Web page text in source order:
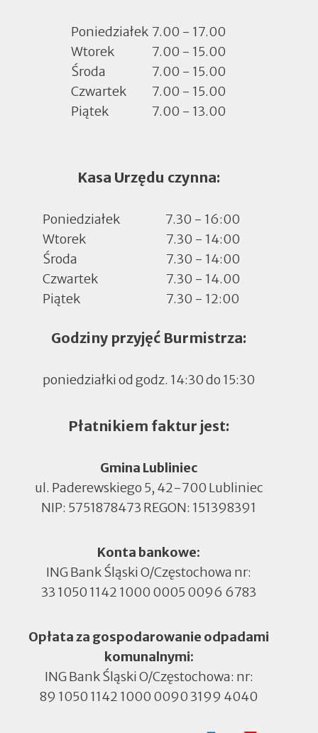
zakładce
Poniedziałek 7.00 - 17.00
Wtorek
7.00 - 15.00
Środa
7.00 - 15.00
Czwartek
7.00 - 15.00
Piątek
7.00 - 13.00
Kasa Urzędu czynna:
Poniedziałek
7.30 - 16:00
Wtorek
7.30 - 14:00
Środa
7.30 - 14:00
Czwartek
7.30 - 14.00
Piątek
7.30 - 12:00
Godziny przyjęć Burmistrza:
poniedziałki od godz. 14:30 do 15:30
Płatnikiem faktur jest:
Gmina Lubliniec
ul. Paderewskiego 5, 42-700 Lubliniec
NIP: 5751878473 REGON: 151398391
Konta bankowe:
ING Bank Śląski O/Częstochowa nr:
33 1050 1142 1000 0005 0096 6783
Opłata za gospodarowanie odpadami
komunalnymi:
ING Bank Śląski O/Częstochowa: nr:
89 1050 1142 1000 0090 3199 4040